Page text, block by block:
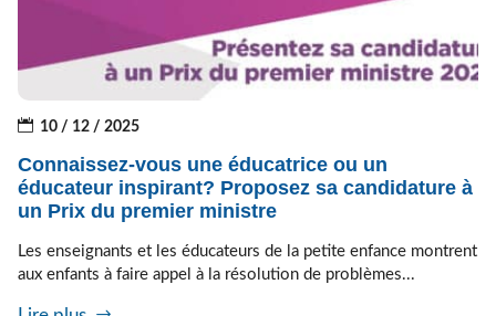
10 / 12 / 2025
Connaissez-vous une éducatrice ou un
éducateur inspirant? Proposez sa candidature à
un Prix du premier ministre
Les enseignants et les éducateurs de la petite enfance montrent
aux enfants à faire appel à la résolution de problèmes...